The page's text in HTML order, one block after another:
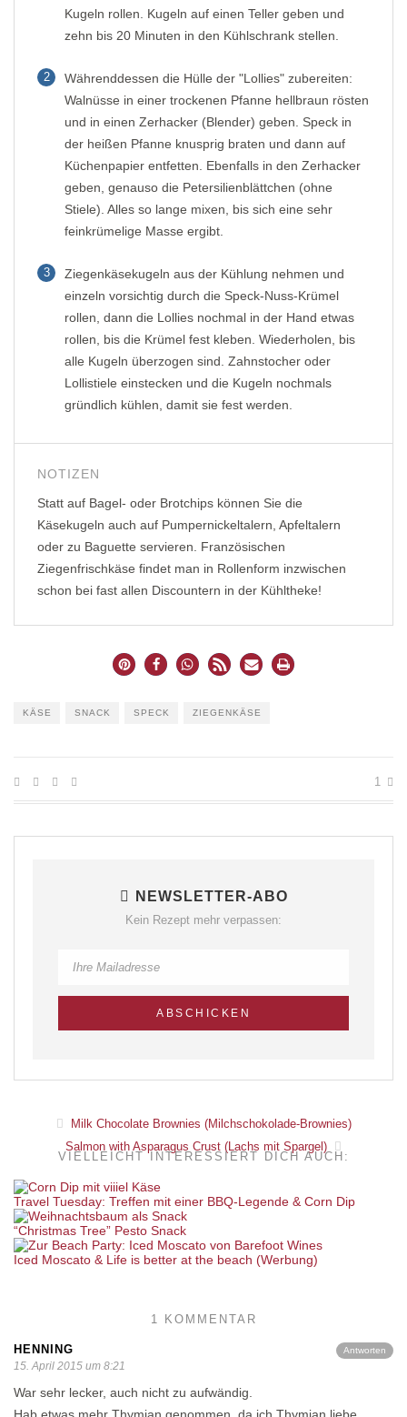
Kugeln rollen. Kugeln auf einen Teller geben und
zehn bis 20 Minuten in den Kühlschrank stellen.
2
Währenddessen die Hülle der "Lollies" zubereiten:
Walnüsse in einer trockenen Pfanne hellbraun rösten
und in einen Zerhacker (Blender) geben. Speck in
der heißen Pfanne knusprig braten und dann auf
Küchenpapier entfetten. Ebenfalls in den Zerhacker
geben, genauso die Petersilienblättchen (ohne
Stiele). Alles so lange mixen, bis sich eine sehr
feinkrümelige Masse ergibt.
3
Ziegenkäsekugeln aus der Kühlung nehmen und
einzeln vorsichtig durch die Speck-Nuss-Krümel
rollen, dann die Lollies nochmal in der Hand etwas
rollen, bis die Krümel fest kleben. Wiederholen, bis
alle Kugeln überzogen sind. Zahnstocher oder
Lollistiele einstecken und die Kugeln nochmals
gründlich kühlen, damit sie fest werden.
NOTIZEN
Statt auf Bagel- oder Brotchips können Sie die
Käsekugeln auch auf Pumpernickeltalern, Apfeltalern
oder zu Baguette servieren. Französischen
Ziegenfrischkäse findet man in Rollenform inzwischen
schon bei fast allen Discountern in der Kühltheke!
KÄSE SNACK SPECK ZIEGENKÄSE
1
NEWSLETTER-ABO
Kein Rezept mehr verpassen:
Milk Chocolate Brownies (Milchschokolade-Brownies)
Salmon with Asparagus Crust (Lachs mit Spargel)
VIELLEICHT INTERESSIERT DICH AUCH:
Travel Tuesday: Treffen mit einer BBQ-Legende & Corn Dip
“Christmas Tree” Pesto Snack
Iced Moscato & Life is better at the beach (Werbung)
1 KOMMENTAR
Antworten
HENNING
15. April 2015 um 8:21
War sehr lecker, auch nicht zu aufwändig.
Hab etwas mehr Thymian genommen, da ich Thymian liebe.